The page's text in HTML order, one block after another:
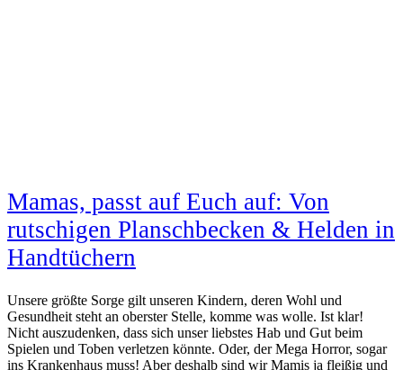
Mamas, passt auf Euch auf: Von
rutschigen Planschbecken & Helden in
Handtüchern
Unsere größte Sorge gilt unseren Kindern, deren Wohl und
Gesundheit steht an oberster Stelle, komme was wolle. Ist klar!
Nicht auszudenken, dass sich unser liebstes Hab und Gut beim
Spielen und Toben verletzen könnte. Oder, der Mega Horror, sogar
ins Krankenhaus muss! Aber deshalb sind wir Mamis ja fleißig und